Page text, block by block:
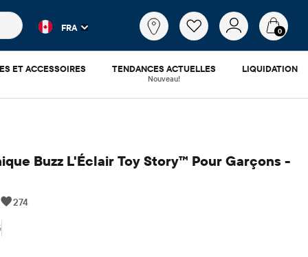
populaires et les résultats de produits au fur et à
FRA 0
ET ACCESSOIRES TENDANCES ACTUELLES
Nouveau!
LIQUIDATION
Buzz L'Éclair Toy Story™ Pour Garçons -
274
​​d'origine: $32.95